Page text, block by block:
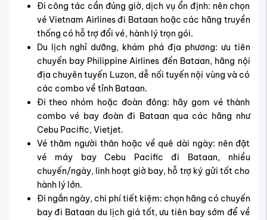
Đi công tác cần đúng giờ, dịch vụ ổn định: nên chọn
vé Vietnam Airlines đi Bataan hoặc các hãng truyền
thống có hỗ trợ đổi vé, hành lý trọn gói.
Du lịch nghỉ dưỡng, khám phá địa phương: ưu tiên
chuyến bay Philippine Airlines đến Bataan, hãng nội
địa chuyên tuyến Luzon, dễ nối tuyến nội vùng và có
các combo về tỉnh Bataan.
Đi theo nhóm hoặc đoàn đông: hãy gom vé thành
combo vé bay đoàn đi Bataan qua các hãng như
Cebu Pacific, Vietjet.
Vé thăm người thân hoặc về quê dài ngày: nên đặt
vé máy bay Cebu Pacific đi Bataan, nhiều
chuyến/ngày, linh hoạt giờ bay, hỗ trợ ký gửi tốt cho
hành lý lớn.
Đi ngắn ngày, chi phí tiết kiệm: chọn hãng có chuyến
bay đi Bataan du lịch giá tốt, ưu tiên bay sớm để về